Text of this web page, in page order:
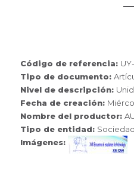
Código de referencia:
Tipo de documento:
Nivel de descripción:
Fecha de creación:
Nombre del productor:
Tipo de entidad:
Imágenes: